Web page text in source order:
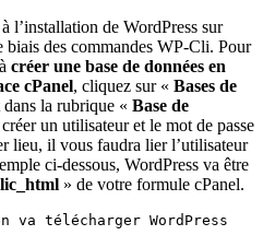
l’installation de WordPress sur
biais des commandes WP-Cli. Pour
créer une base de données en
cPanel, cliquez sur « Bases de
la rubrique « Base de
un utilisateur et le mot de passe
lieu, il vous faudra lier l’utilisateur
ci-dessous, WordPress va être
» de votre formule cPanel.
va télécharger WordPress